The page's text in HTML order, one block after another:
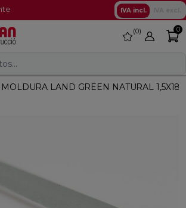
IVA incl.
favorite
0 0
MOLDURA LAND GREEN NATURAL